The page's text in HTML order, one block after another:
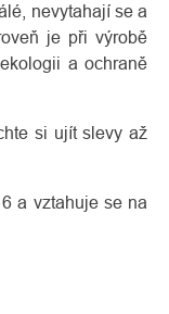
nevytahají se a
je při výrobě
a ochraně
si ujít slevy až
a vztahuje se na